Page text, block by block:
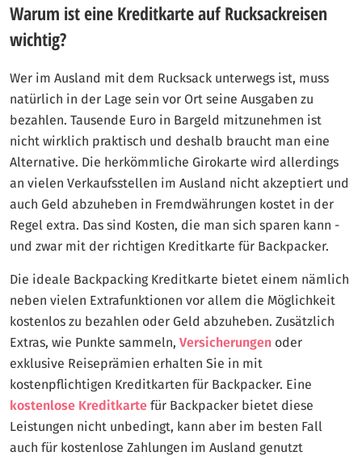
Warum ist eine Kreditkarte auf Rucksackreisen
wichtig?
Wer im Ausland mit dem Rucksack unterwegs ist, muss
natürlich in der Lage sein vor Ort seine Ausgaben zu
bezahlen. Tausende Euro in Bargeld mitzunehmen ist
nicht wirklich praktisch und deshalb braucht man eine
Alternative. Die herkömmliche Girokarte wird allerdings
an vielen Verkaufsstellen im Ausland nicht akzeptiert und
auch Geld abzuheben in Fremdwährungen kostet in der
Regel extra. Das sind Kosten, die man sich sparen kann -
und zwar mit der richtigen Kreditkarte für Backpacker.
Die ideale Backpacking Kreditkarte bietet einem nämlich
neben vielen Extrafunktionen vor allem die Möglichkeit
kostenlos zu bezahlen oder Geld abzuheben. Zusätzlich
Extras, wie Punkte sammeln, Versicherungen oder
exklusive Reiseprämien erhalten Sie in mit
kostenpflichtigen Kreditkarten für Backpacker. Eine
kostenlose Kreditkarte für Backpacker bietet diese
Leistungen nicht unbedingt, kann aber im besten Fall
auch für kostenlose Zahlungen im Ausland genutzt